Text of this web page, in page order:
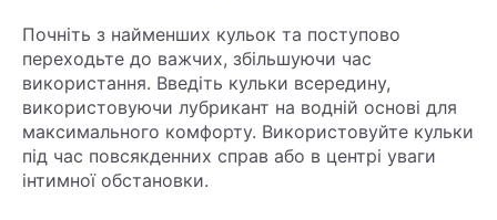
Почніть з найменших кульок та поступово
переходьте до важчих, збільшуючи час
використання. Введіть кульки всередину,
використовуючи лубрикант на водній основі для
максимального комфорту. Використовуйте кульки
під час повсякденних справ або в центрі уваги
інтимної обстановки.